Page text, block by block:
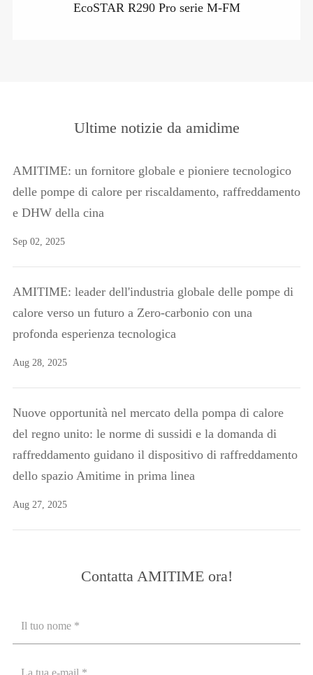
EcoSTAR R290 Pro serie M-FM
Ultime notizie da amidime
AMITIME: un fornitore globale e pioniere tecnologico
delle pompe di calore per riscaldamento, raffreddamento
e DHW della cina
Sep 02, 2025
AMITIME: leader dell'industria globale delle pompe di
calore verso un futuro a Zero-carbonio con una
profonda esperienza tecnologica
Aug 28, 2025
Nuove opportunità nel mercato della pompa di calore
del regno unito: le norme di sussidi e la domanda di
raffreddamento guidano il dispositivo di raffreddamento
dello spazio Amitime in prima linea
Aug 27, 2025
Contatta AMITIME ora!